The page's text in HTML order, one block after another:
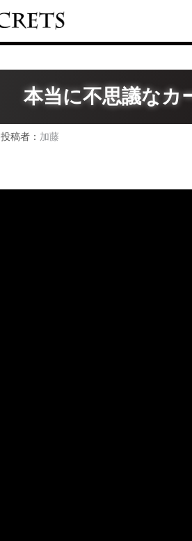
本当に不思議なカ
投稿者： 加藤